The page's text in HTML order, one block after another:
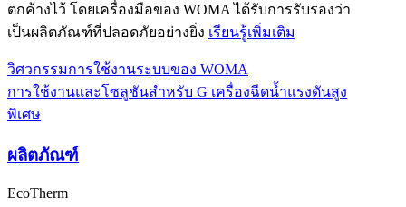
ตกค้างไว้ โดยเครื่องมือของ WOMA ได้รับการรับรองว่า
เป็นผลิตภัณฑ์ที่ปลอดภัยอย่างยิ่ง เรียนรู้เพิ่มเติม
วิศวกรรมการใช้งานระบบของ WOMA
การใช้งานและโซลูชันสำหรับ G เครื่องฉีดน้ำแรงดันสูง
พิเศษ
ผลิตภัณฑ์
EcoTherm